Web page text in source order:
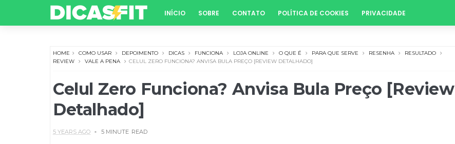
INÍCIO SOBRE CONTATO POLÍTICA DE COOKIES PRIVACIDADE
HOME COMO USAR DEPOIMENTO DICAS FUNCIONA LOJA ONLINE O QUE É PARA QUE SERVE RESENHA
RESULTADO
REVIEW
VALE A PENA CELUL ZERO FUNCIONA? ANVISA BULA PREÇO [REVIEW DETALHADO]
Celul Zero Funciona? Anvisa Bula Preço [Review
Detalhado]
5 YEARS AGO 5 MINUTE READ